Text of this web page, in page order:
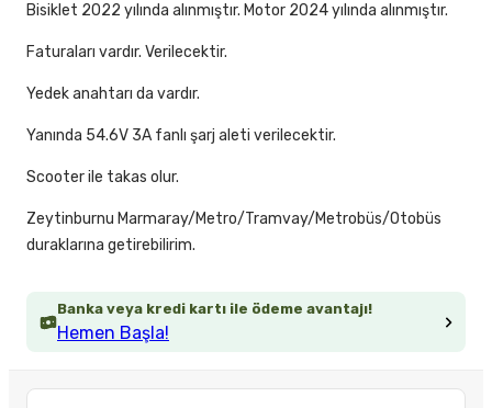
Banka veya kredi kartı ile ödeme avantajı!
Hemen Başla!
Bisiklet 2022 yılında alınmıştır. Motor 2024 yılında alınmıştır.
Faturaları vardır. Verilecektir.
Yedek anahtarı da vardır.
Yanında 54.6V 3A fanlı şarj aleti verilecektir.
Scooter ile takas olur.
Zeytinburnu Marmaray/Metro/Tramvay/Metrobüs/Otobüs
duraklarına getirebilirim.